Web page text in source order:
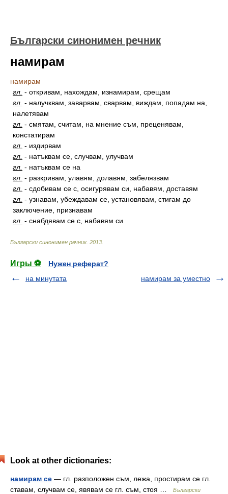
Български синонимен речник
намирам
намирам
гл. - откривам, нахождам, изнамирам, срещам
гл. - налучквам, заварвам, сварвам, виждам, попадам на,
налетявам
гл. - смятам, считам, на мнение съм, преценявам,
констатирам
гл. - издирвам
гл. - натъквам се, случвам, улучвам
гл. - натъквам се на
гл. - разкривам, улавям, долавям, забелязвам
гл. - сдобивам се с, осигурявам си, набавям, доставям
гл. - узнавам, убеждавам се, установявам, стигам до
заключение, признавам
гл. - снабдявам се с, набавям си
Български синонимен речник. 2013
Игры ⚽
Нужен реферат?
на минутата
намирам за уместно
Look at other dictionaries:
намирам се — гл. разположен съм, лежа, простирам се гл.
ставам, случвам се, явявам се гл. съм, стоя …
Български